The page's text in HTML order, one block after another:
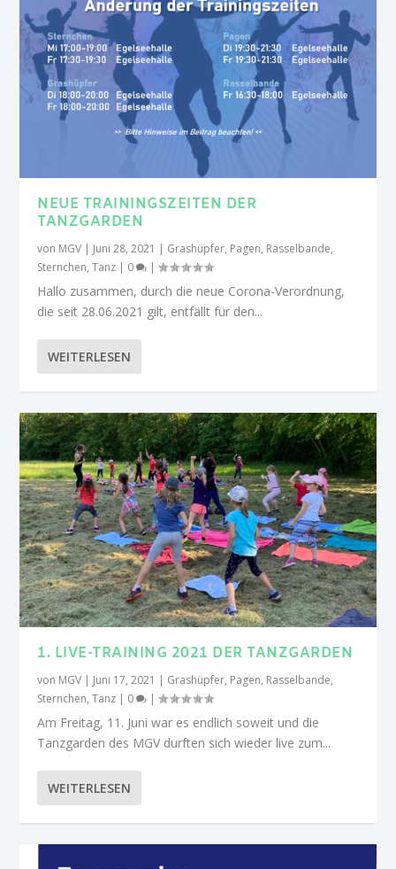
NEUE TRAININGSZEITEN DER
TANZGARDEN
von MGV | Juni 28, 2021 | Grashüpfer, Pagen, Rasselbande,
Sternchen,Tanz | 0 |
Hallo zusammen, durch die neue Corona-Verordnung,
die seit 28.06.2021 gilt, entfällt für den...
WEITERLESEN
1. LIVE-TRAINING 2021 DER TANZGARDEN
von MGV | Juni 17, 2021 | Grashüpfer, Pagen, Rasselbande,
Sternchen,Tanz | 0 |
Am Freitag, 11. Juni war es endlich soweit und die
Tanzgarden des MGV durften sich wieder live zum...
WEITERLESEN